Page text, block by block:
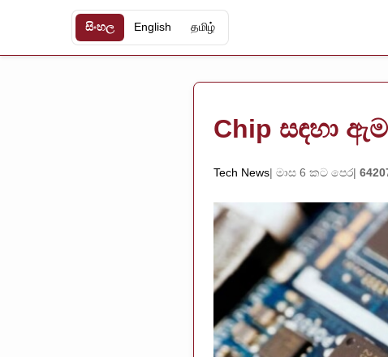
සිංහල English தமிழ்
Chip සඳහා
Tech News මාස 6 කට පෙර